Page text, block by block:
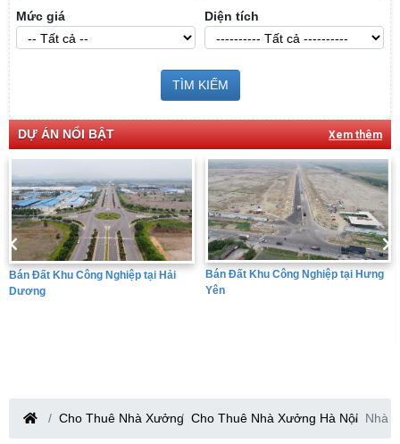
Mức giá Diện tích
TÌM KIẾM
DỰ ÁN NỔI BẬT Xem thêm
Bán Đất Khu Công Nghiệp tại Hải
Dương
Bán Đất Khu Công Nghiệp tại Hưng
Yên
Cho Thuê Nhà Xưởng Cho Thuê Nhà Xưởng Hà Nội